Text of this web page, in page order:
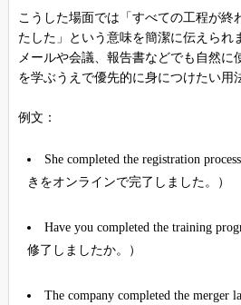
こうした場面では「すべての工程が終
たした」という意味を簡潔に伝えられ
メールや会議、報告書などでも自然に
を学ぶうえで優先的に身につけたい用
例文：
She completed the registration
きをオンラインで完了しました。）
Have you completed the training
修了しましたか。）
The company completed the merger